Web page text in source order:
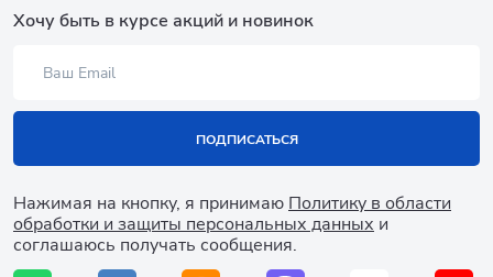
Хочу быть в курсе акций и новинок
ПОДПИСАТЬСЯ
Нажимая на кнопку, я принимаю Политику в области
обработки и защиты персональных данных и
соглашаюсь получать сообщения.